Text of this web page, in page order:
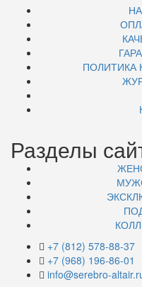
ПОЛИТИКА
Разделы
+7 (812) 578-88-37
+7 (968) 196-86-01
info@serebro-